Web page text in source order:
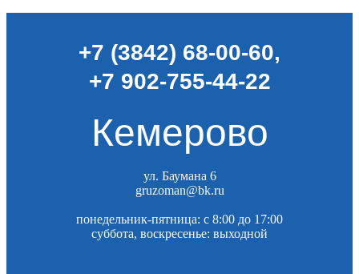
+7 (3842) 68-00-60,
+7 902-755-44-22
Кемерово
ул. Баумана 6
gruzoman@bk.ru
понедельник-пятница: c 8:00 до 17:00
суббота, воскресенье: выходной